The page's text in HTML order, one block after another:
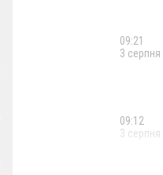
09:21
3 серпня
09:12
3 серпня